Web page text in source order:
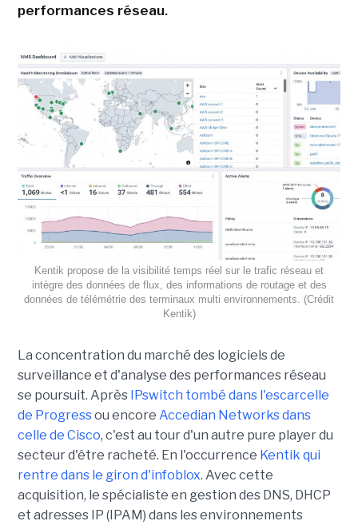
performances réseau.
Kentik propose de la visibilité temps réel sur le trafic réseau et
intègre des données de flux, des informations de routage et des
données de télémétrie des terminaux multi environnements. (Crédit
Kentik)
La concentration du marché des logiciels de
surveillance et d'analyse des performances réseau
se poursuit. Après IPswitch tombé dans l'escarcelle
de Progressou encore Accedian Networks dans
celle de Cisco, c'est au tour d'un autre pure player du
secteur d'être racheté. En l'occurrence Kentik qui
rentre dans le giron d'infoblox. Avec cette
acquisition, le spécialiste en gestion des DNS, DHCP
et adresses IP (IPAM) dans les environnements